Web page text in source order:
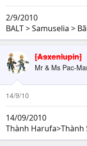
2/9/2010
BALT > Samuselia >
[Asxenlupin]
Mr & Ms Pac-
14/9/10
14/09/2010
Thành Harufa>Thành